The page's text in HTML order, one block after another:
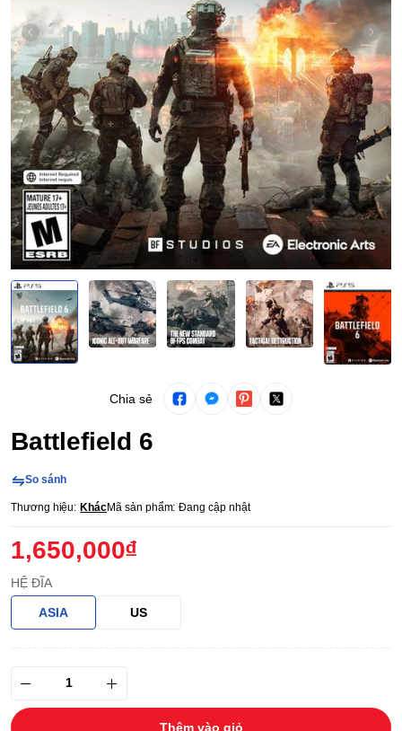
Chia sẻ
Battlefield 6
So sánh
Thương hiệu: KhácMã sản phẩm: Đang cập nhật
1,650,000₫
HỆ ĐĨA
ASIA US
Thêm vào giỏ